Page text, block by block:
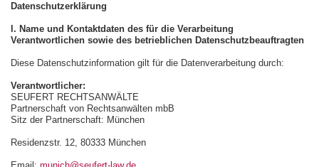
Datenschutzerklärung
l. Name und Kontaktdaten des für die Verarbeitung
Verantwortlichen sowie des betrieblichen Datenschutzbeauftragten
Diese Datenschutzinformation gilt für die Datenverarbeitung durch:
Verantwortlicher:
SEUFERT RECHTSANWÄLTE
Partnerschaft von Rechtsanwälten mbB
Sitz der Partnerschaft: München
Residenzstr. 12, 80333 München